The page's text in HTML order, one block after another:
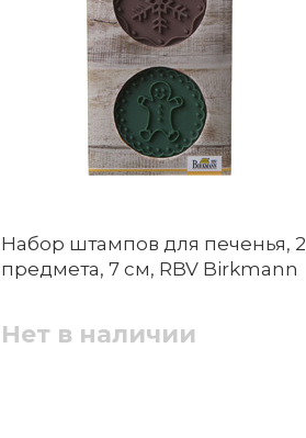
Набор штампов для печенья, 2
предмета, 7 см, RBV Birkmann
Нет в наличии